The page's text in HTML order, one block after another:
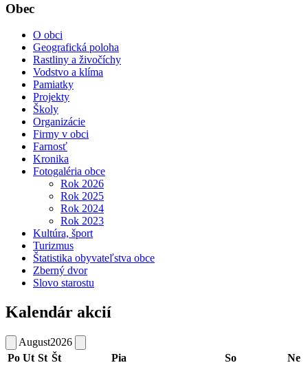
Obec
O obci
Geografická poloha
Rastliny a živočíchy
Vodstvo a klíma
Pamiatky
Projekty
Školy
Organizácie
Firmy v obci
Farnosť
Kronika
Fotogaléria obce
Rok 2026
Rok 2025
Rok 2024
Rok 2023
Kultúra, šport
Turizmus
Štatistika obyvateľstva obce
Zberný dvor
Slovo starostu
Kalendár akcií
August2026
Po Ut St Št Pia So
Ne